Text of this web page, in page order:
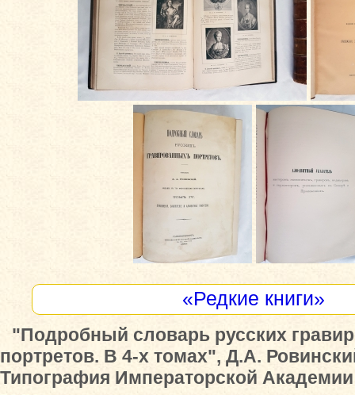
«Редкие книги»
"Подробный словарь русских
портретов. В 4-х томах", Д.А.
Типография Императорской Академии